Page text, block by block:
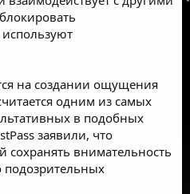
на создании ощущения
одним из самых
в подобных
заявили, что
сохранять внимательность
подозрительных